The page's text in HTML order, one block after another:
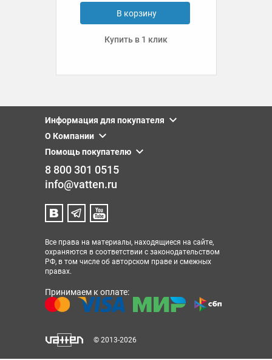
В корзину
Купить в 1 клик
Информация для покупателя
О Компании
Помощь покупателю
8 800 301 0515
info@vatten.ru
Все права на материалы, находящиеся на сайте,
охраняются в соответствии с законодательством
РФ, в том числе об авторском праве и смежных
правах.
Принимаем к оплате:
© 2013-2026